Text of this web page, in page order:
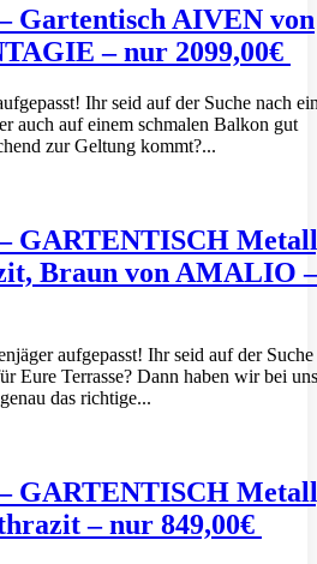
Gartentisch AIVEN von
– nur 2099,00€
Ihr seid auf der Suche nach
auch auf einem schmalen Balkon gut
zur Geltung kommt?...
GARTENTISCH
Braun von AMALIO –
aufgepasst! Ihr seid auf der Suche
Eure Terrasse? Dann haben wir bei
das richtige...
GARTENTISCH
– nur 849,00€